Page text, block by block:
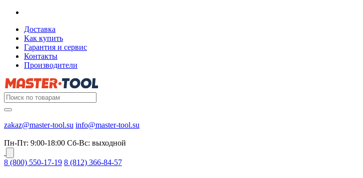
Доставка
Как купить
Гарантия и сервис
Контакты
Производители
zakaz@master-tool.su info@master-tool.su
Пн-Пт: 9:00-18:00 Cб-Вс: выходной
8 (800) 550-17-19 8 (812) 366-84-57